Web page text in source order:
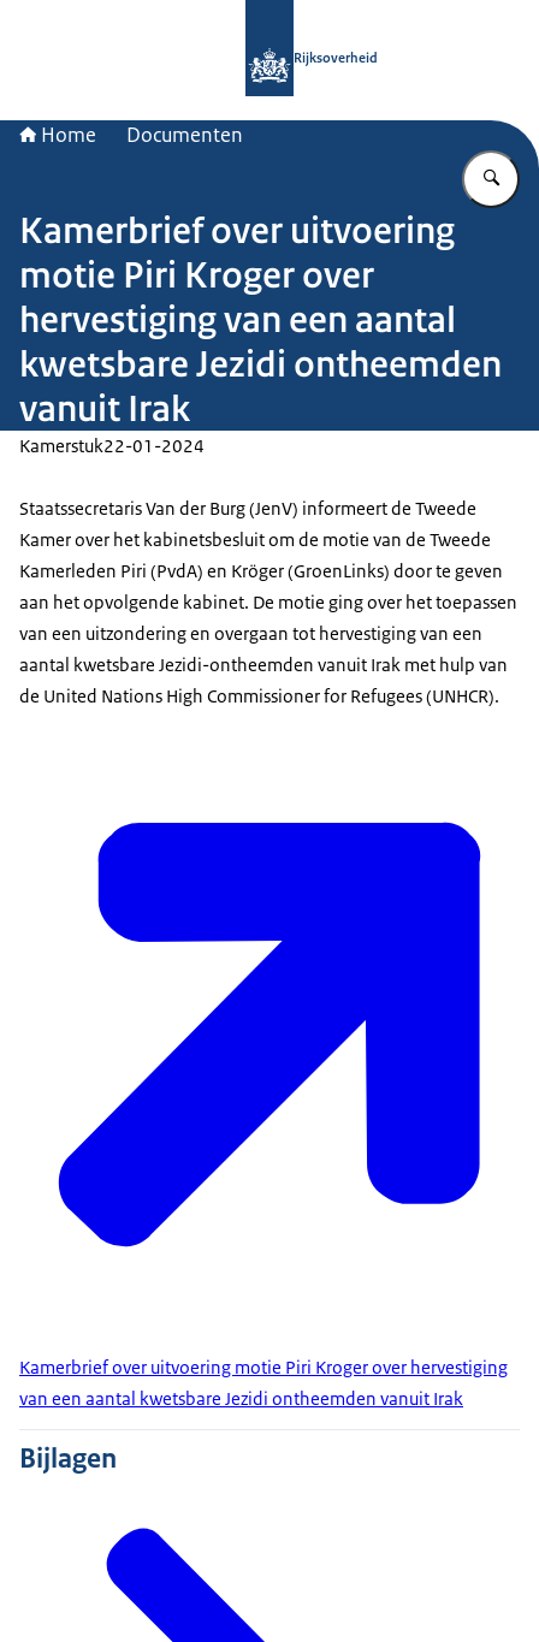
Rijksoverheid
Home Documenten
Kamerbrief over uitvoering
motie Piri Kroger over
hervestiging van een aantal
kwetsbare Jezidi ontheemden
vanuit Irak
Kamerstuk22-01-2024
Staatssecretaris Van der Burg (JenV) informeert de Tweede
Kamer over het kabinetsbesluit om de motie van de Tweede
Kamerleden Piri (PvdA) en Kröger (GroenLinks) door te geven
aan het opvolgende kabinet. De motie ging over het toepassen
van een uitzondering en overgaan tot hervestiging van een
aantal kwetsbare Jezidi-ontheemden vanuit Irak met hulp van
de United Nations High Commissioner for Refugees (UNHCR).
Kamerbrief over uitvoering motie Piri Kroger over hervestiging
van een aantal kwetsbare Jezidi ontheemden vanuit Irak
Bijlagen